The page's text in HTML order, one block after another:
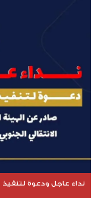
نداء عاجل ودعوة